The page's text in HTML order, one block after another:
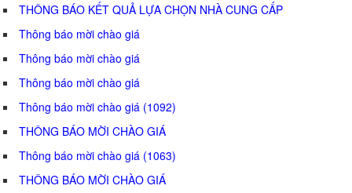
THÔNG BÁO KẾT QUẢ LỰA CHỌN NHÀ CUNG CẤP
Thông báo mời chào giá
Thông báo mời chào giá
Thông báo mời chào giá
Thông báo mời chào giá (1092)
THÔNG BÁO MỜI CHÀO GIÁ
Thông báo mời chào giá (1063)
THÔNG BÁO MỜI CHÀO GIÁ